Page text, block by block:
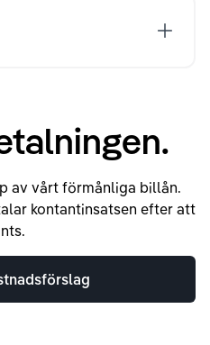
av vårt förmånliga billån.
kontantinsatsen efter att